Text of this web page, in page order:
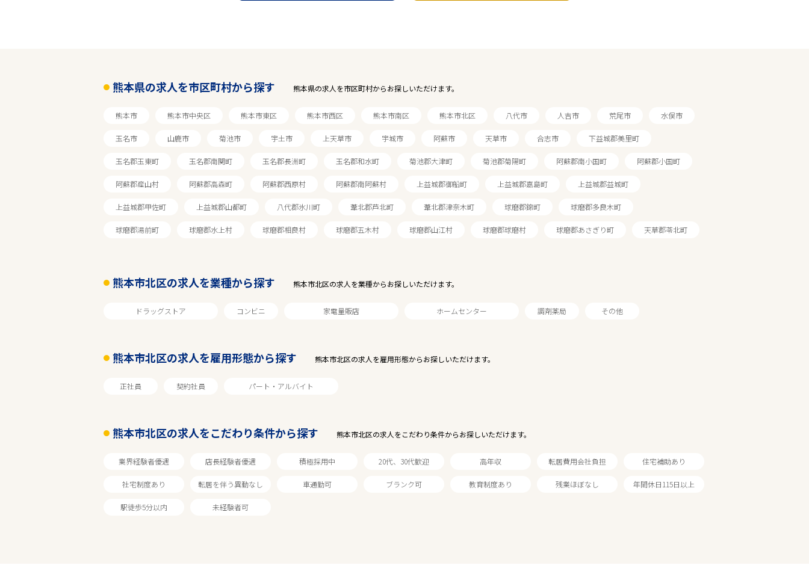
エリアで探す 駅から探す
熊本市北区
家電量販店
熊本県の求人を市区町村から探す 熊本県の求人を市区町村からお探しいただけます。
熊本市 熊本市中央区 熊本市東区 熊本市西区 熊本市南区 熊本市北区 八代市 人吉市 荒尾市 水俣市
玉名市 山鹿市 菊池市 宇土市 上天草市 宇城市 阿蘇市 天草市 合志市 下益城郡美里町
玉名郡玉東町 玉名郡南関町 玉名郡長洲町 玉名郡和水町 菊池郡大津町 菊池郡菊陽町 阿蘇郡南小国町 阿蘇郡小国町
阿蘇郡産山村 阿蘇郡高森町 阿蘇郡西原村 阿蘇郡南阿蘇村 上益城郡御船町 上益城郡嘉島町 上益城郡益城町
上益城郡甲佐町 上益城郡山都町 八代郡氷川町 葦北郡芦北町 葦北郡津奈木町 球磨郡錦町 球磨郡多良木町
球磨郡湯前町 球磨郡水上村 球磨郡相良村 球磨郡五木村 球磨郡山江村 球磨郡球磨村 球磨郡あさぎり町 天草郡苓北町
熊本市北区の求人を業種から探す 熊本市北区の求人を業種からお探しいただけます。
ドラッグストア コンビニ 家電量販店 ホームセンター 調剤薬局 その他
熊本市北区の求人を雇用形態から探す 熊本市北区の求人を雇用形態からお探しいただけます。
正社員 契約社員 パート・アルバイト
熊本市北区の求人をこだわり条件から探す 熊本市北区の求人をこだわり条件からお探しいただけます。
業界経験者優遇 店長経験者優遇 積極採用中 20代、30代歓迎 高年収 転居費用会社負担 住宅補助あり
社宅制度あり 転居を伴う異動なし 車通勤可 ブランク可 教育制度あり 残業ほぼなし 年間休日115日以上
駅徒歩5分以内 未経験者可